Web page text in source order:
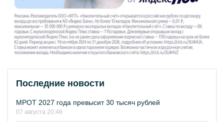
Последние новости
МРОТ 2027 года превысит 30 тысяч рублей
07 августа 20:46